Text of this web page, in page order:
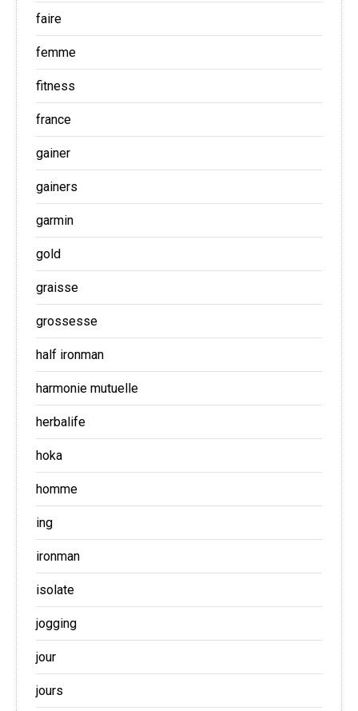
faire
femme
fitness
france
gainer
gainers
garmin
gold
graisse
grossesse
half ironman
harmonie mutuelle
herbalife
hoka
homme
ing
ironman
isolate
jogging
jour
jours